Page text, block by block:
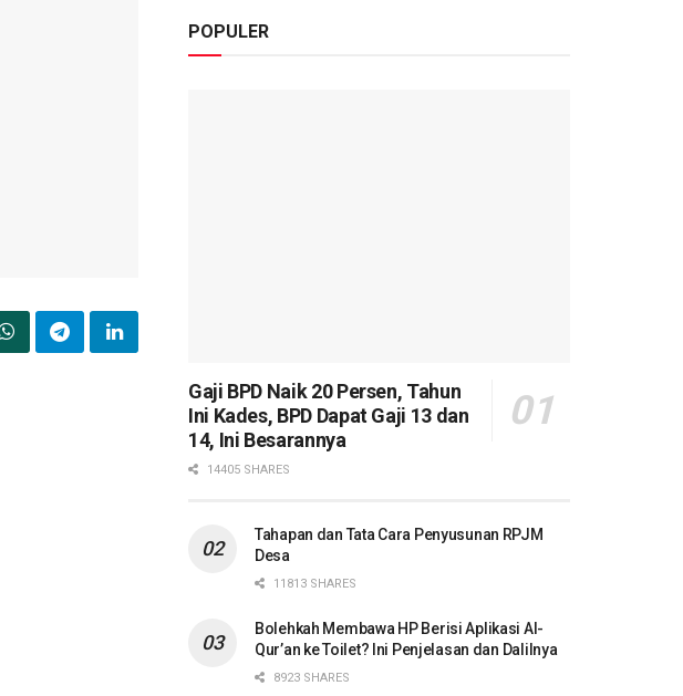
POPULER
Gaji BPD Naik 20 Persen, Tahun
Ini Kades, BPD Dapat Gaji 13 dan
14, Ini Besarannya
14405 SHARES
Tahapan dan Tata Cara Penyusunan RPJM
Desa
11813 SHARES
Bolehkah Membawa HP Berisi Aplikasi Al-
Qur’an ke Toilet? Ini Penjelasan dan Dalilnya
8923 SHARES